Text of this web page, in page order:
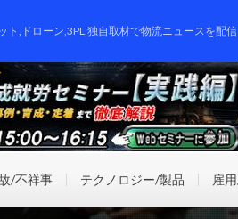
ト,ドローン,3PL,独自取材で物流ニュースを配信
/不祥事 テクノロジー/製品 雇